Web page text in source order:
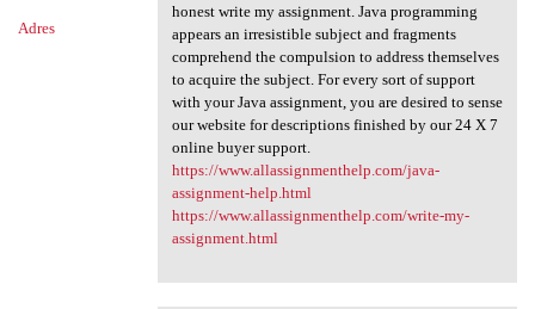
Adres
honest write my assignment. Java programming
appears an irresistible subject and fragments
comprehend the compulsion to address themselves
to acquire the subject. For every sort of support
with your Java assignment, you are desired to sense
our website for descriptions finished by our 24 X 7
online buyer support.
https://www.allassignmenthelp.com/java-
assignment-help.html
https://www.allassignmenthelp.com/write-my-
assignment.html